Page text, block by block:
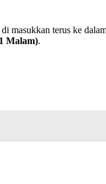
masukkan terus ke
Malam).